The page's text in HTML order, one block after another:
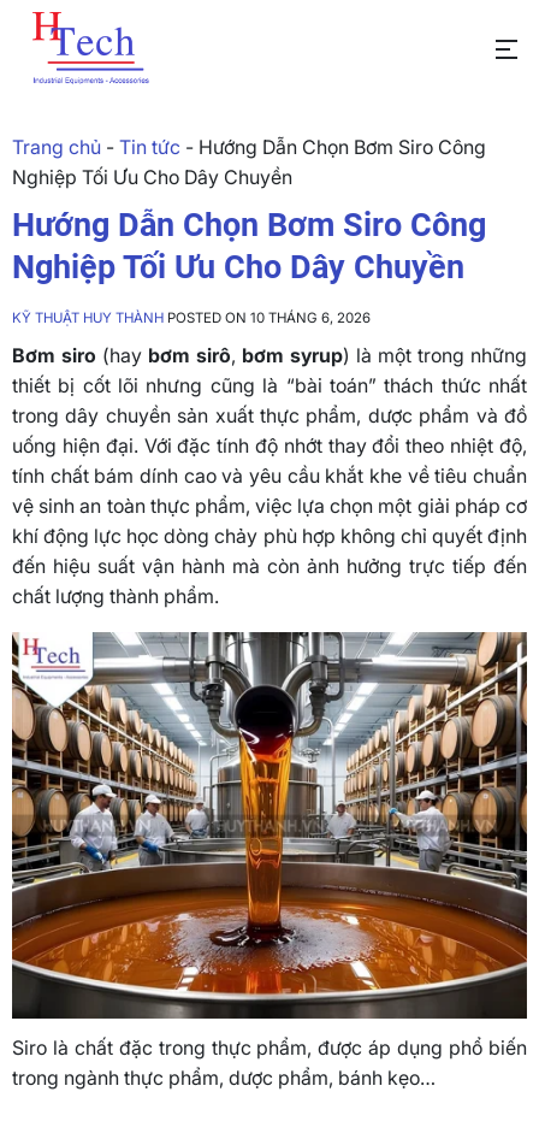
Trang chủ -Tin tức - Hướng Dẫn Chọn Bơm Siro Công
Nghiệp Tối Ưu Cho Dây Chuyền
Hướng Dẫn Chọn Bơm Siro Công
Nghiệp Tối Ưu Cho Dây Chuyền
KỸ THUẬT HUY THÀNH POSTED ON 10 THÁNG 6, 2026
Bơm siro (hay bơm sirô, bơm syrup) là một trong những
thiết bị cốt lõi nhưng cũng là “bài toán” thách thức nhất
trong dây chuyền sản xuất thực phẩm, dược phẩm và đồ
uống hiện đại. Với đặc tính độ nhớt thay đổi theo nhiệt độ,
tính chất bám dính cao và yêu cầu khắt khe về tiêu chuẩn
vệ sinh an toàn thực phẩm, việc lựa chọn một giải pháp cơ
khí động lực học dòng chảy phù hợp không chỉ quyết định
đến hiệu suất vận hành mà còn ảnh hưởng trực tiếp đến
chất lượng thành phẩm.
Siro là chất đặc trong thực phẩm, được áp dụng phổ biến
trong ngành thực phẩm, dược phẩm, bánh kẹo…